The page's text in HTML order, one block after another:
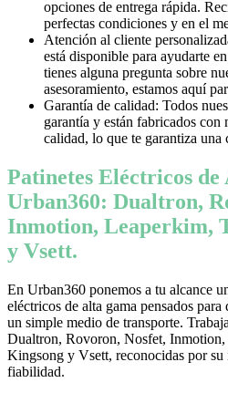
opciones de entrega rápida.
perfectas condiciones y en el
Atención al cliente
está disponible para ayudarte
tienes alguna pregunta sobre
asesoramiento, estamos aquí
Garantía de calidad: Todos
garantía y están fabricados con
calidad, lo que te garantiza una
Patinetes Eléctricos de
Urban360: Dualtron,
Inmotion, Leaperkim,
y Vsett.
En Urban360 ponemos a tu alcance
eléctricos de alta gama pensados
un simple medio de transporte.
Dualtron, Rovoron, Nosfet,
Kingsong y Vsett, reconocidas por
fiabilidad.